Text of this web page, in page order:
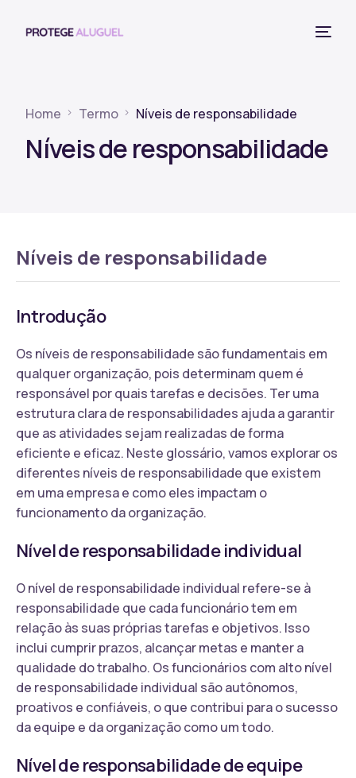
Home Termo Níveis de responsabilidade
Níveis de responsabilidade
Níveis de responsabilidade
Introdução
Os níveis de responsabilidade são fundamentais em
qualquer organização, pois determinam quem é
responsável por quais tarefas e decisões. Ter uma
estrutura clara de responsabilidades ajuda a garantir
que as atividades sejam realizadas de forma
eficiente e eficaz. Neste glossário, vamos explorar os
diferentes níveis de responsabilidade que existem
em uma empresa e como eles impactam o
funcionamento da organização.
Nível de responsabilidade individual
O nível de responsabilidade individual refere-se à
responsabilidade que cada funcionário tem em
relação às suas próprias tarefas e objetivos. Isso
inclui cumprir prazos, alcançar metas e manter a
qualidade do trabalho. Os funcionários com alto nível
de responsabilidade individual são autônomos,
proativos e confiáveis, o que contribui para o sucesso
da equipe e da organização como um todo.
Nível de responsabilidade de equipe